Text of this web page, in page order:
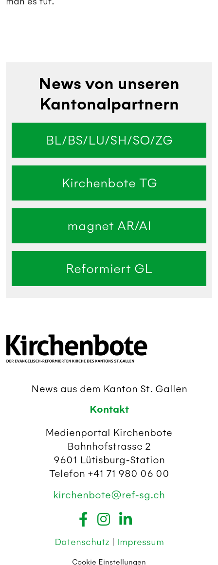
News von unseren
Kantonalpartnern
BL/BS/LU/SH/SO/ZG
Kirchenbote TG
magnet AR/AI
Reformiert GL
News aus dem Kanton St. Gallen
Kontakt
Medienportal Kirchenbote
Bahnhofstrasse 2
9601 Lütisburg-Station
Telefon +41 71 980 06 00
kirchenbote@ref-sg.ch
Datenschutz | Impressum
Cookie Einstellungen